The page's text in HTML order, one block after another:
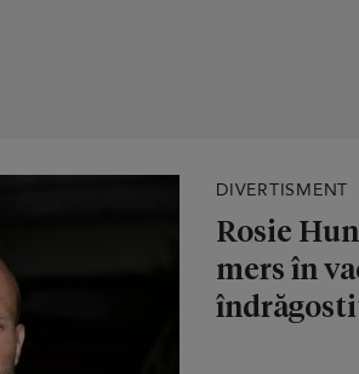
DIVERTISMENT
Rosie
mers în